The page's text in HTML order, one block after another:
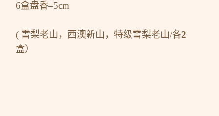
6盒盘香–5cm
( 雪梨老山，西澳新山，特级雪梨老山/各2
盒）